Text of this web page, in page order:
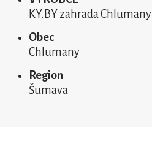
KY.BY zahrada Chlumany
Obec
Chlumany
Region
Šumava